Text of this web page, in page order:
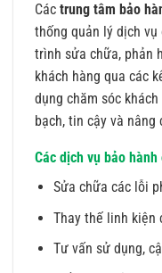
Các trung tâm bảo
thống quản lý dịch
trình sửa chữa, phản
khách hàng qua các
dụng chăm sóc
bạch, tin cậy và
Các dịch vụ bảo
Sửa chữa các lỗi
Thay thế linh kiện
Tư vấn sử dụng,